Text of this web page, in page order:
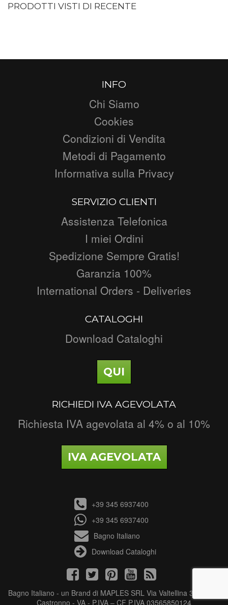
PRODOTTI VISTI DI RECENTE
INFO
Chi Siamo
Cookies
Condizioni di Vendita
Metodi di Pagamento
Informativa sulla Privacy
SERVIZIO CLIENTI
Assistenza Telefonica
I miei Ordini
Spedizione Sempre Gratis!
Garanzia 100%
International Orders - Deliveries
CATALOGHI
Download Cataloghi
QUI
RICHIEDI IVA AGEVOLATA
Richiesta IVA agevolata al 4% o al 10%
IVA AGEVOLATA
+39 345 6937400
+39 345 6937400
Bagno Italiano
Download Cataloghi
Bagno Italiano - un Brand di MAPLES SRL Via Valtellina 3 - 21040
Castronno - VA - P.IVA – CF P.IVA 03565850124